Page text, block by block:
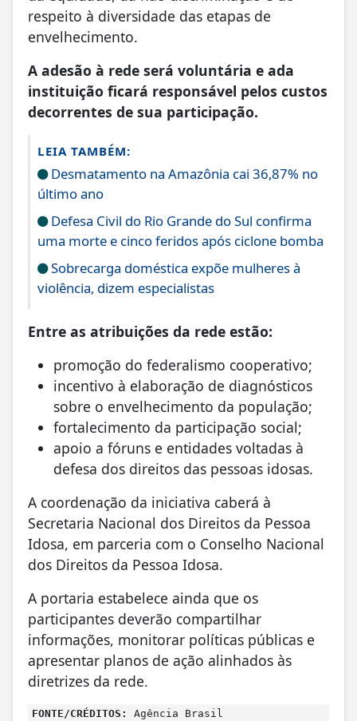
respeito à diversidade das etapas de
envelhecimento.
A adesão à rede será voluntária e ada
instituição ficará responsável pelos custos
decorrentes de sua participação.
LEIA TAMBÉM:
Desmatamento na Amazônia cai 36,87% no
último ano
Defesa Civil do Rio Grande do Sul confirma
uma morte e cinco feridos após ciclone bomba
Sobrecarga doméstica expõe mulheres à
violência, dizem especialistas
Entre as atribuições da rede estão:
promoção do federalismo cooperativo;
incentivo à elaboração de diagnósticos
sobre o envelhecimento da população;
fortalecimento da participação social;
apoio a fóruns e entidades voltadas à
defesa dos direitos das pessoas idosas.
A coordenação da iniciativa caberá à
Secretaria Nacional dos Direitos da Pessoa
Idosa, em parceria com o Conselho Nacional
dos Direitos da Pessoa Idosa.
A portaria estabelece ainda que os
participantes deverão compartilhar
informações, monitorar políticas públicas e
apresentar planos de ação alinhados às
diretrizes da rede.
FONTE/CRÉDITOS: Agência Brasil